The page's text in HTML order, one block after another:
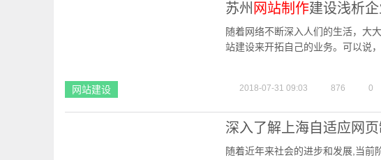
网站建设
苏州 网站制作建设浅析
随着网络不断深入人们的生活，大
站建设来开拓自己的业务。可以说
2018-07-31 09:03 876 0
深入了解上海自适应网
随着近年来社会的进步和发展,当前